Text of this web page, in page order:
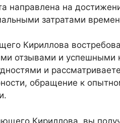
направлена на
затратами
Кириллова
отзывами и успешными
и
обращение к
Кириллова, вы